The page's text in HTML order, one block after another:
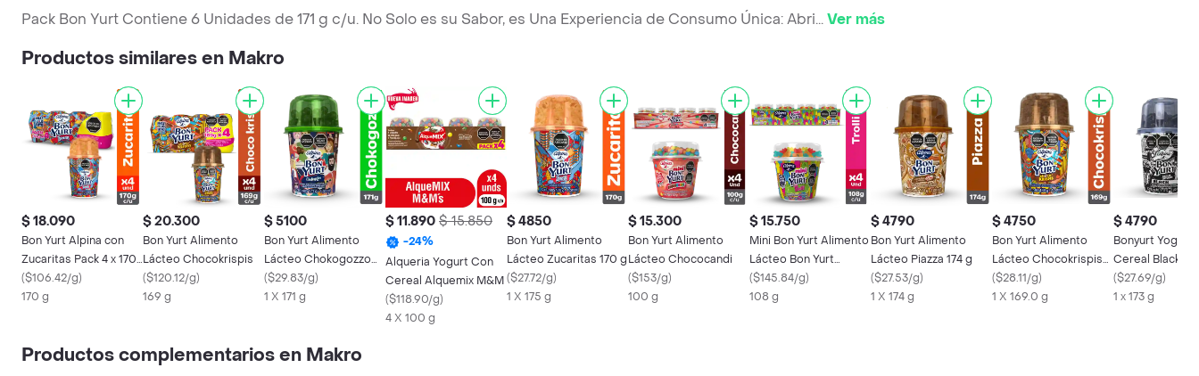
Pack Bon Yurt Contiene 6 Unidades de 171 g c/u. No Solo es su Sabor, es Una Experiencia de Consumo Única: Abri...Ver más
Productos similares en Makro
$ 18.090
Bon Yurt Alpina con
Zucaritas Pack 4 x 170
g
($106.42/g)
170 g
$ 20.300
Bon Yurt Alimento
Lácteo Chocokrispis
($120.12/g)
169 g
$ 5100
Bon Yurt Alimento
Lácteo Chokogozzo
172 g
($29.83/g)
1 X 171 g
$ 11.890 $ 15.850
-24%
Alqueria Yogurt Con
Cereal Alquemix M&M
($118.90/g)
4 X 100 g
$ 4850
Bon Yurt Alimento
Lácteo Zucaritas 170 g
($27.72/g)
1 X 175 g
$ 15.300
Bon Yurt Alimento
Lácteo Chococandi
($153/g)
100 g
$ 15.750
Mini Bon Yurt Alimento
Lácteo Bon Yurt
Gomitas Trolli
($145.84/g)
108 g
$ 4790
Bon Yurt Alimento
Lácteo Piazza 174 g
($27.53/g)
1 X 174 g
$ 4750
Bon Yurt Alimento
Lácteo Chocokrispis
169 g
($28.11/g)
1 X 169.0 g
$ 4790
Bonyurt Yogurt
Cereal Black
($27.69/g)
1 x 173 g
Productos complementarios en Makro